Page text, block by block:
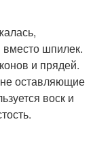
вместо шпилек.
и прядей.
оставляющие
воск и